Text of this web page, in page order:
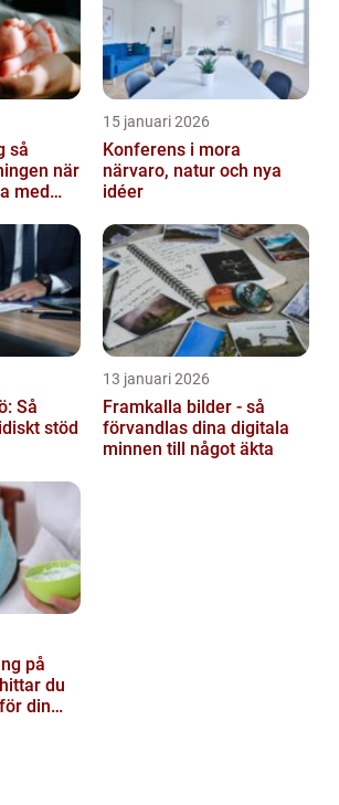
när
med
15 januari 2026
Konferens i mora
närvaro, natur och nya
idéer
Så
stöd
13 januari 2026
Framkalla bilder - så
förvandlas dina digitala
minnen till något äkta
på
du
din